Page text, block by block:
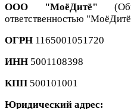
ООО "МоёДитё"
ответственностью
ОГРН 1165001051720
ИНН 5001108398
КПП 500101001
Юридический адрес: